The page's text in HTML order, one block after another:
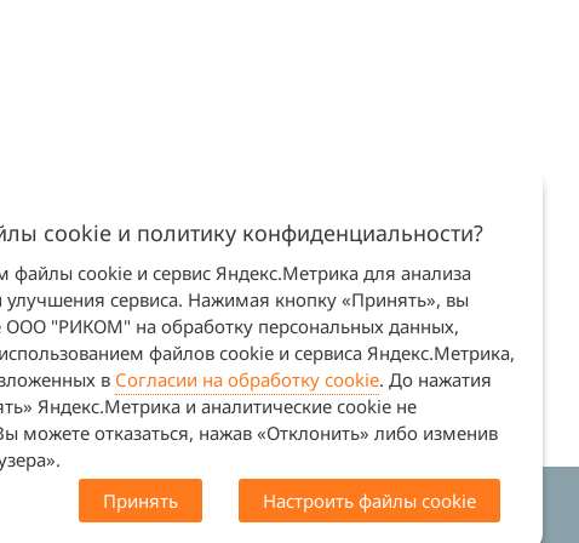
Сайт не является офертой (ст. 437 ГК
cookie и политику конфиденциальности?
файлы cookie и сервис Яндекс.Метрика для анализа
улучшения сервиса. Нажимая кнопку «Принять», вы
ООО "РИКОМ" на обработку персональных данных,
файлов cookie и сервиса Яндекс.Метрика,
в Согласии на обработку cookie. До нажатия
Яндекс.Метрика и аналитические cookie не
можете отказаться, нажав «Отклонить» либо изменив
Принять
Настроить файлы cookie